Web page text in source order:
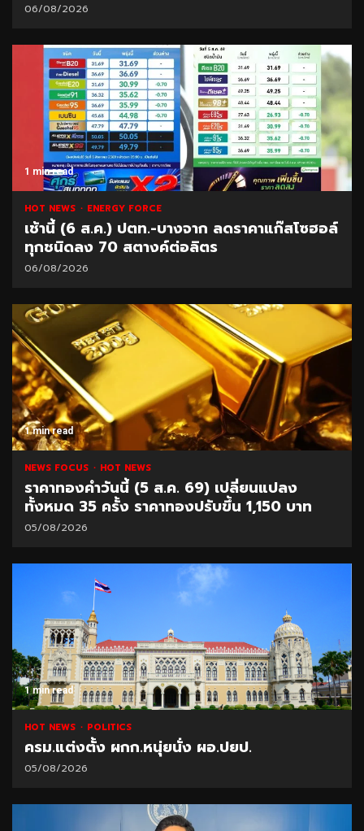
06/08/2026
1 min read
HOT NEWS ENERGY FORCE
เช้านี้ (6 ส.ค.) ปตท.-บางจาก ลดราคาแก๊สโซฮอล์
ทุกชนิดลง 70 สตางค์ต่อลิตร
06/08/2026
1 min read
NEWS FOCUS HOT NEWS
ราคาทองคำวันนี้ (5 ส.ค. 69) เปลี่ยนแปลง
ทั้งหมด 35 ครั้ง ราคาทองปรับขึ้น 1,150 บาท
05/08/2026
1 min read
HOT NEWS POLITICS
ครม.แต่งตั้ง ผกก.หนุ่ยนั่ง ผอ.ปยป.
05/08/2026